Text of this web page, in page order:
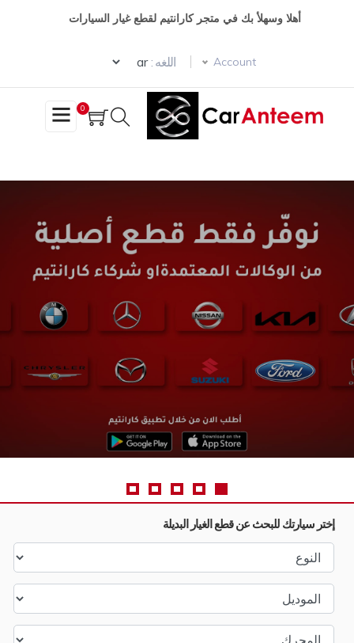
أهلا وسهلأ بك في متجر كارانتيم لقطع غيار السيارات
Account اللغه :
Select your language
إختر سيارتك للبحث عن قطع الغيار البديلة
الموديل
المحرك